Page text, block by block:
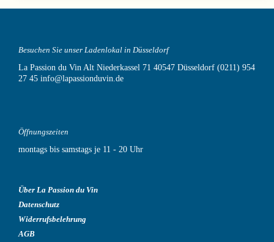
Besuchen Sie unser Ladenlokal in Düsseldorf
La Passion du Vin Alt Niederkassel 71 40547 Düsseldorf (0211) 954
27 45 info@lapassionduvin.de
Öffnungszeiten
montags bis samstags je 11 - 20 Uhr
Über La Passion du Vin
Datenschutz
Widerrufsbelehrung
AGB